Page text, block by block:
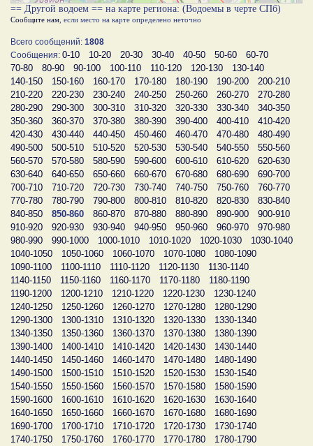
== Другой водоем == на карте региона: (Водоемы в черте СПб)
Сообщите нам , если место на карте определено неточно
Всего сообщений: 1808
Сообщения: 0-10 10-20 20-30 30-40 40-50 50-60
60-70
70-80
80-90 90-100 100-110 110-120 120-130
130-140
140-150
150-160 160-170 170-180 180-190 190-200
200-210
210-220
220-230 230-240 240-250 250-260 260-270
270-280
280-290
290-300 300-310 310-320 320-330 330-340
340-350
350-360
360-370 370-380 380-390 390-400 400-410
410-420
420-430
430-440 440-450 450-460 460-470 470-480
480-490
490-500
500-510 510-520 520-530 530-540 540-550
550-560
560-570
570-580 580-590 590-600 600-610 610-620
620-630
630-640
640-650 650-660 660-670 670-680 680-690
690-700
700-710
710-720 720-730 730-740 740-750 750-760
760-770
770-780
780-790 790-800 800-810 810-820 820-830
830-840
840-850
850-860 860-870 870-880 880-890 890-900
900-910
910-920
920-930 930-940 940-950 950-960 960-970
970-980
980-990
990-1000 1000-1010 1010-1020 1020-1030
1030-1040
1040-1050
1050-1060 1060-1070 1070-1080
1080-1090
1090-1100
1100-1110 1110-1120 1120-1130
1130-1140
1140-1150
1150-1160 1160-1170 1170-1180
1180-1190
1190-1200
1200-1210 1210-1220 1220-1230
1230-1240
1240-1250
1250-1260 1260-1270 1270-1280
1280-1290
1290-1300
1300-1310 1310-1320 1320-1330
1330-1340
1340-1350
1350-1360 1360-1370 1370-1380
1380-1390
1390-1400
1400-1410 1410-1420 1420-1430
1430-1440
1440-1450
1450-1460 1460-1470 1470-1480
1480-1490
1490-1500
1500-1510 1510-1520 1520-1530
1530-1540
1540-1550
1550-1560 1560-1570 1570-1580
1580-1590
1590-1600
1600-1610 1610-1620 1620-1630
1630-1640
1640-1650
1650-1660 1660-1670 1670-1680
1680-1690
1690-1700
1700-1710 1710-1720 1720-1730
1730-1740
1740-1750
1750-1760 1760-1770 1770-1780
1780-1790